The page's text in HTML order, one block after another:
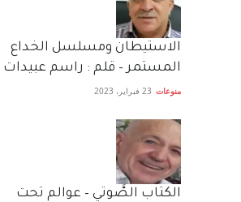
الاستيطان ومسلسل الخداع
المستمر – قلم : راسم عبيدات
منوعات 23 فبراير، 2023
الكتاب الصَّوتي – عوالم تحت